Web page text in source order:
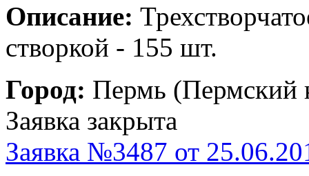
Описание:
створкой - 155 шт.
Город: Пермь (Пермский
Заявка закрыта
Заявка №3487 от